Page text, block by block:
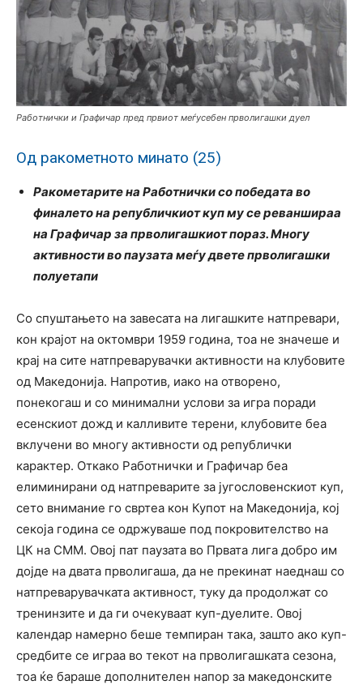
Работнички и Графичар пред првиот меѓусебен прволигашки дуел
Од ракометното минато (25)
Ракометарите на Работнички со победата во
финалето на републичкиот куп му се реваншираа
на Графичар за прволигашкиот пораз. Многу
активности во паузата меѓу двете прволигашки
полуетапи
Со спуштањето на завесата на лигашките натпревари,
кон крајот на октомври 1959 година, тоа не значеше и
крај на сите натпреварувачки активности на клубовите
од Македонија. Напротив, иако на отворено,
понекогаш и со минимални услови за игра поради
есенскиот дожд и калливите терени, клубовите беа
вклучени во многу активности од републички
карактер. Откако Работнички и Графичар беа
елиминирани од натпреварите за југословенскиот куп,
сето внимание го свртеа кон Купот на Македонија, кој
секоја година се одржуваше под покровителство на
ЦК на СММ. Овој пат паузата во Првата лига добро им
дојде на двата прволигаша, да не прекинат наеднаш со
натпреварувачката активност, туку да продолжат со
тренинзите и да ги очекуваат куп-дуелите. Овој
календар намерно беше темпиран така, зашто ако куп-
средбите се играа во текот на прволигашката сезона,
тоа ќе бараше дополнителен напор за македонските